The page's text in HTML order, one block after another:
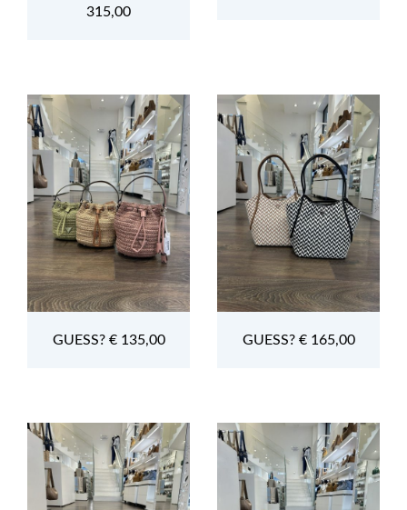
315,00
GUESS? € 135,00 GUESS? € 165,00